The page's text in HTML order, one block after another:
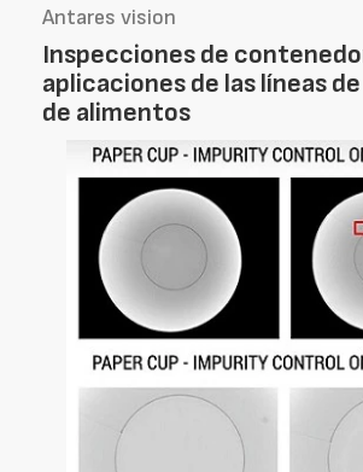
Antares vision
Inspecciones de
aplicaciones de las líneas
de alimentos